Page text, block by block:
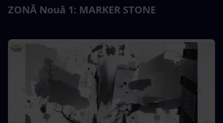
ZONĂ Nouă 1: MARKER STONE